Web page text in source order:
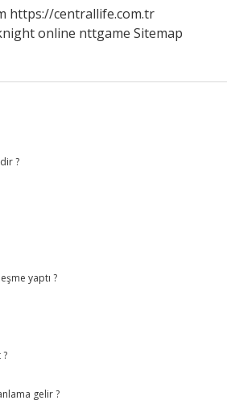
https://centrallife.com.tr
online nttgame Sitemap
?
yaptı ?
gelir ?